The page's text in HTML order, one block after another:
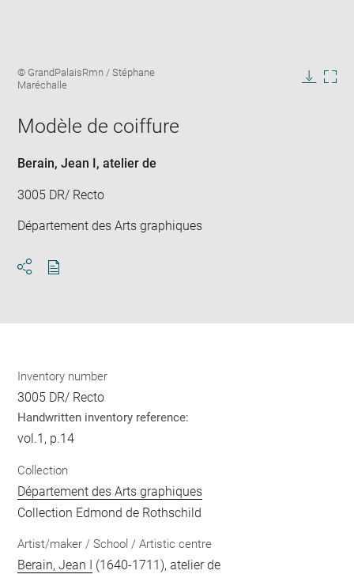
window
Image
caption:
© GrandPalaisRmn / Stéphane
Maréchalle
Modèle de coiffure
Berain, Jean I , atelier de
3005 DR/ Recto
Département des Arts graphiques
Inventory number
3005 DR/ Recto
Handwritten inventory reference:
vol.1, p.14
Collection
Département des Arts graphiques
Collection Edmond de Rothschild
Artist/maker / School / Artistic centre
Berain, Jean I
(1640-1711), atelier de